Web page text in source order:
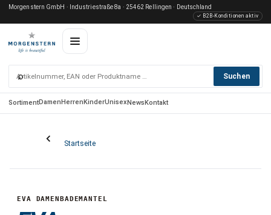
Morgenstern GmbH · Industriestraße 8a · 25462 Rellingen · Deutschland
✓ B2B-Konditionen aktiv
⌕ Suchen
SortimentDamenHerrenKinderUnisexNewsKontakt
Startseite
EVA DAMENBADEMANTEL